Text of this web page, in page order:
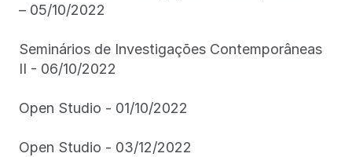
– 05/10/2022
Seminários de Investigações Contemporâneas
II - 06/10/2022
Open Studio - 01/10/2022
Open Studio - 03/12/2022